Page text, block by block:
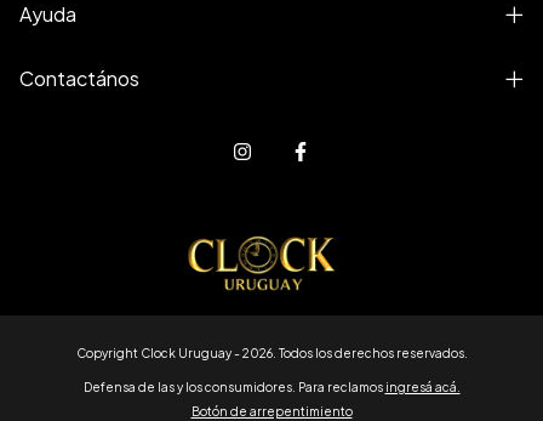
Ayuda
Contactános
Copyright Clock Uruguay - 2026. Todos los derechos reservados.
Defensa de las y los consumidores. Para reclamos ingresá acá.
Botón de arrepentimiento